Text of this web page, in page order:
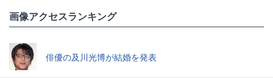
画像アクセスランキング
俳優の及川光博が結婚を発表